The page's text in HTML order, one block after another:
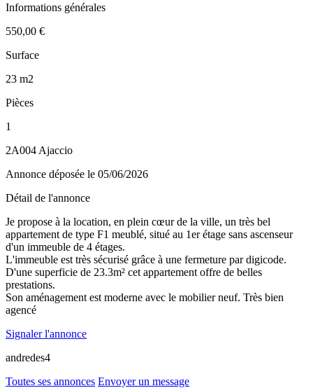
Informations générales
550,00 €
Surface
23 m2
Pièces
1
2A004 Ajaccio
Annonce déposée le 05/06/2026
Détail de l'annonce
Je propose à la location, en plein cœur de la ville, un très bel
appartement de type F1 meublé, situé au 1er étage sans ascenseur
d'un immeuble de 4 étages.
L'immeuble est très sécurisé grâce à une fermeture par digicode.
D'une superficie de 23.3m² cet appartement offre de belles
prestations.
Son aménagement est moderne avec le mobilier neuf. Très bien
agencé
Signaler l'annonce
andredes4
Toutes ses annonces Envoyer un message